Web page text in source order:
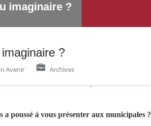
imaginaire ?
?
Avenir Archives
a poussé à vous présenter aux municipales ?